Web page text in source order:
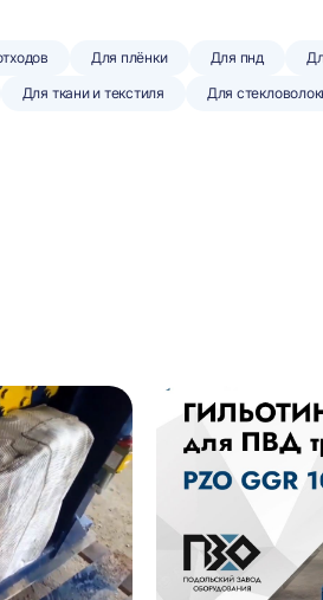
Для плёнки Для пнд
Для ткани и текстиля Для